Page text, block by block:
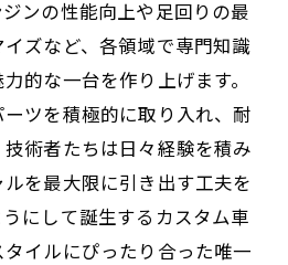
ンの性能向上や足回りの最
ズなど、各領域で専門知識
的な一台を作り上げます。
ツを積極的に取り入れ、耐
術者たちは日々経験を積み
を最大限に引き出す工夫を
にして誕生するカスタム車
イルにぴったり合った唯一